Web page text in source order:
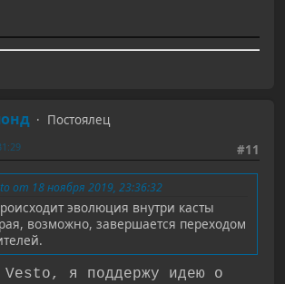
Постоялец
#11
от 18 ноября 2019, 23:36:32
эволюция внутри касты
возможно, завершается переходом
Vesto, я поддержу идею о